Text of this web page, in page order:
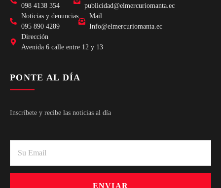
098 4138 354
publicidad@elmercuriomanta.ec
Noticias y denuncias
095 890 4289
Mail
Info@elmercuriomanta.ec
Dirección
Avenida 6 calle entre 12 y 13
PONTE AL DÍA
Inscríbete y recibe las noticias al día
ENVIAR